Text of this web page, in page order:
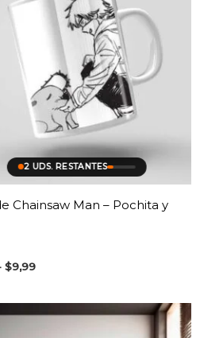
2 UDS. RESTANTES
Chainsaw Man – Pochita y
$9,99
$4,99
hasta
$9,99